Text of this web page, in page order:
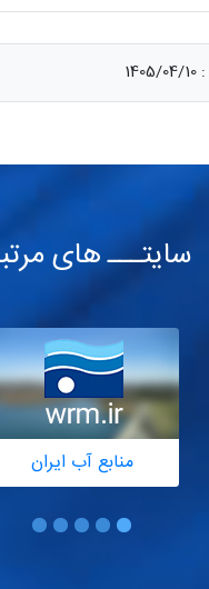
1405/04/10
سایتـــ های
منابع آب ایران